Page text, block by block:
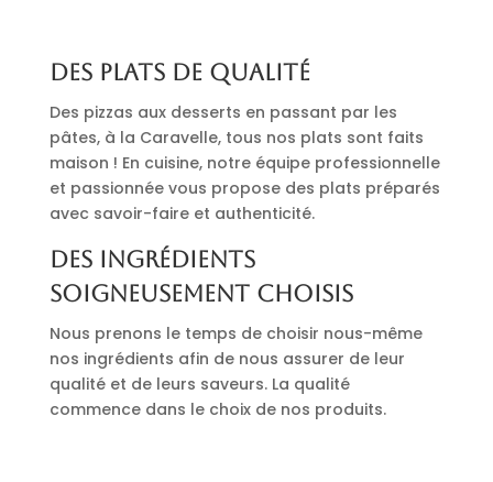
Des plats de qualité
Des pizzas aux desserts en passant par les
pâtes, à la Caravelle, tous nos plats sont faits
maison ! En cuisine, notre équipe professionnelle
et passionnée vous propose des plats préparés
avec savoir-faire et authenticité.
Des ingrédients
soigneusement choisis
Nous prenons le temps de choisir nous-même
nos ingrédients afin de nous assurer de leur
qualité et de leurs saveurs. La qualité
commence dans le choix de nos produits.